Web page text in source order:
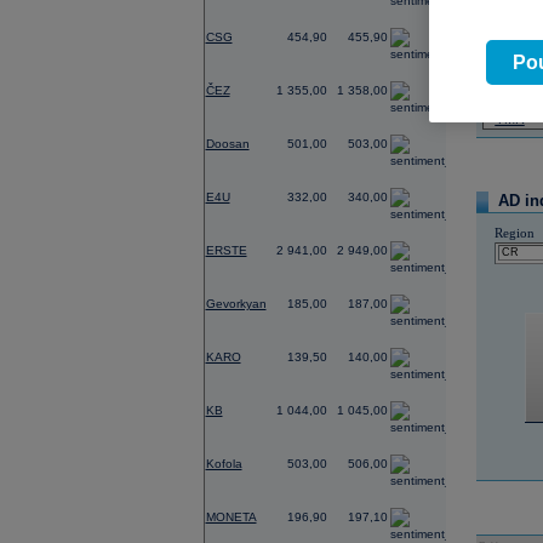
CSG 454,90 455,90
ČEZ 1 355,00 1 358,00
Doosan 501,00 503,00
1,21
E4U 332,00 340,00
ERSTE 2 941,00 2 949,00
Gevorkyan 185,00 187,00
KARO 139,50 140,00
KB 1 044,00 1 045,00
Kofola 503,00 506,00
MONETA 196,90 197,10
Název
AD
Region